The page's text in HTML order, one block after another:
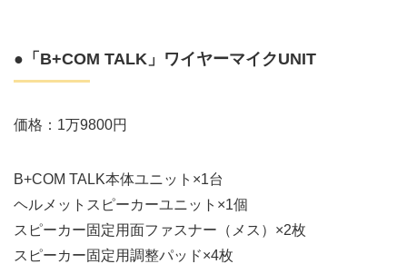
●「B+COM TALK」ワイヤーマイクUNIT
価格：1万9800円
B+COM TALK本体ユニット×1台
ヘルメットスピーカーユニット×1個
スピーカー固定用面ファスナー（メス）×2枚
スピーカー固定用調整パッド×4枚